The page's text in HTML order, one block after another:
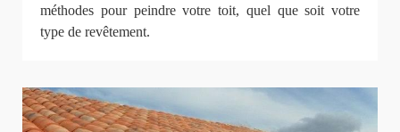
méthodes pour peindre votre toit, quel que soit votre
type de revêtement.